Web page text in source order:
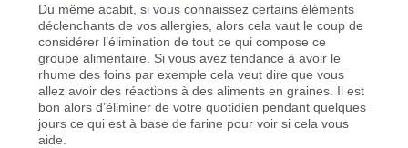
Du même acabit, si vous connaissez certains éléments
déclenchants de vos allergies, alors cela vaut le coup de
considérer l’élimination de tout ce qui compose ce
groupe alimentaire. Si vous avez tendance à avoir le
rhume des foins par exemple cela veut dire que vous
allez avoir des réactions à des aliments en graines. Il est
bon alors d’éliminer de votre quotidien pendant quelques
jours ce qui est à base de farine pour voir si cela vous
aide.